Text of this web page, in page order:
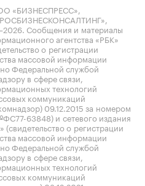
«БИЗНЕСПРЕСС»,
. Сообщения и материалы
агентства «РБК»
о регистрации
массовой информации
Федеральной службой
в сфере связи,
технологий
коммуникаций
09.12.2015 за номером
63848) и сетевого издания
(свидетельство о регистрации
массовой информации
Федеральной службой
в сфере связи,
технологий
коммуникаций